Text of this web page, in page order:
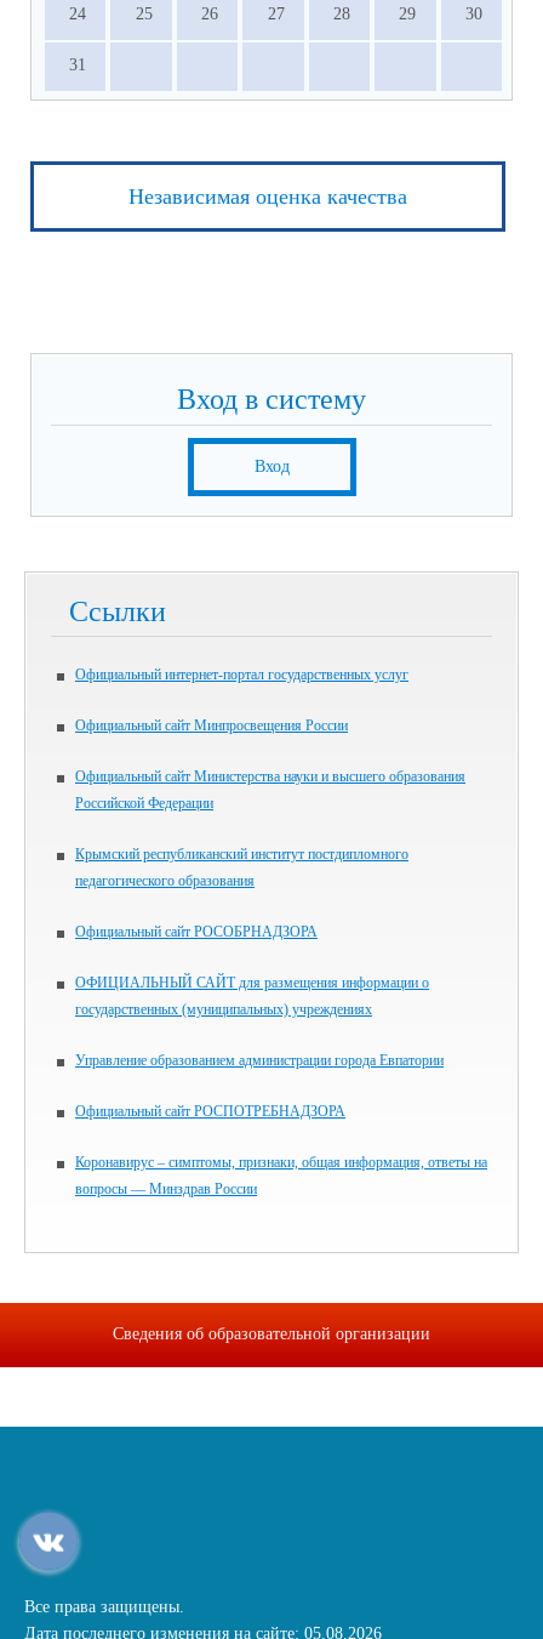
24 25 26 27 28 29 30
31
Независимая оценка качества
Вход в систему
Вход
Ссылки
Официальный интернет-портал государственных услуг
Официальный сайт Минпросвещения России
Официальный сайт Министерства науки и высшего образования
Российской Федерации
Крымский республиканский институт постдипломного
педагогического образования
Официальный сайт РОСОБРНАДЗОРА
ОФИЦИАЛЬНЫЙ САЙТ для размещения информации о
государственных (муниципальных) учреждениях
Управление образованием администрации города Евпатории
Официальный сайт РОСПОТРЕБНАДЗОРА
Коронавирус – симптомы, признаки, общая информация, ответы на
вопросы — Минздрав России
Сведения об образовательной организации
Все права защищены.
Дата последнего изменения на сайте: 05.08.2026